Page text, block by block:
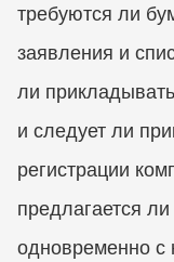
требуются ли
заявления и
ли
и следует ли
регистрации
предлагается
одновременно с